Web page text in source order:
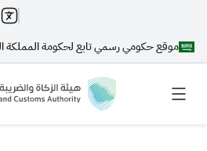
موقع حكومي رسمي تابع لحكومة المملكة